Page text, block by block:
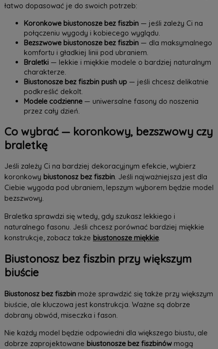
łatwo dopasować je do swoich potrzeb:
Koronkowe biustonosze bez fiszbin— jeśli zależy Ci na
połączeniu wygody i kobiecego wyglądu.
Bezszwowe biustonosze bez fiszbin— dla maksymalnego
komfortu i gładkiej linii pod ubraniem.
Braletki— lekkie i miękkie modele o bardziej naturalnym
charakterze.
Biustonosze bez fiszbin push up— jeśli chcesz delikatnie
podkreślić dekolt.
Modele codzienne— uniwersalne fasony do noszenia
przez cały dzień.
Co wybrać — koronkowy, bezszwowy czy
braletkę
Jeśli zależy Ci na bardziej dekoracyjnym efekcie, wybierz
koronkowy biustonosz bez fiszbin. Jeśli najważniejsza jest dla
Ciebie wygoda pod ubraniem, lepszym wyborem będzie model
bezszwowy.
Braletka sprawdzi się wtedy, gdy szukasz lekkiego i
naturalnego fasonu. Jeśli chcesz porównać bardziej miękkie
konstrukcje, zobacz także biustonosze miękkie.
Biustonosz bez fiszbin przy większym
biuście
Biustonosz bez fiszbinmoże sprawdzić się także przy większym
biuście, ale kluczowa jest konstrukcja. Ważne są dobrze
dobrany obwód, miseczka i fason.
Nie każdy model będzie odpowiedni dla większego biustu, ale
dobrze zaprojektowane biustonosze bez fiszbinówmogą